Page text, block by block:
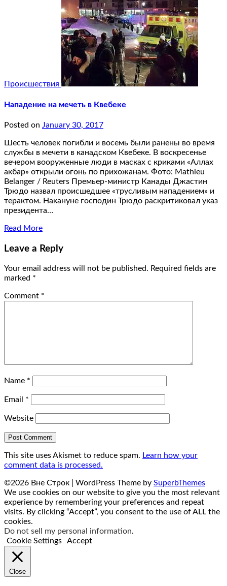
Происшествия
Нападение на мечеть в Квебеке
Posted on January 30, 2017
Шесть человек погибли и восемь были ранены во время
службы в мечети в канадском Квебеке. В воскресенье
вечером вооруженные люди в масках с криками «Аллах
акбар» открыли огонь по прихожанам. Фото: Mathieu
Belanger / Reuters Премьер-министр Канады Джастин
Трюдо назвал происшедшее «трусливым нападением» и
терактом. Накануне господин Трюдо раскритиковал указ
президента…
Read More
Leave a Reply
Your email address will not be published. Required fields are
marked *
Comment *
Name *
Email *
Website
This site uses Akismet to reduce spam. Learn how your
comment data is processed.
©2026 Вне Строк | WordPress Theme by SuperbThemes
We use cookies on our website to give you the most relevant
experience by remembering your preferences and repeat
visits. By clicking “Accept”, you consent to the use of ALL the
cookies.
Do not sell my personal information.
Cookie Settings
Accept
Close